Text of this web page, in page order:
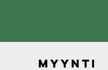
myynti